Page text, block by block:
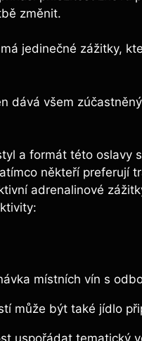
změnit.
jedinečné zážitky,
dává všem
a formát této oslavy
někteří preferují
adrenalinové
místních vín s
může být také jídlo
uspořádat tematický